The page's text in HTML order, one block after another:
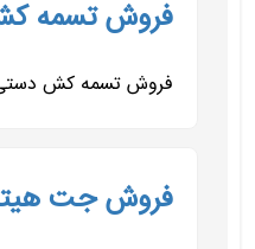
فروش تسمه کش بادی
فروش تسمه کش دستی
فروش جت هیتر